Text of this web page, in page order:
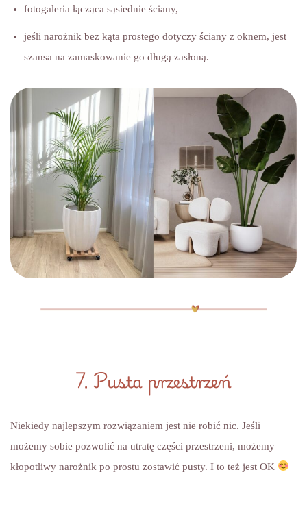
fotogaleria łącząca sąsiednie ściany,
jeśli narożnik bez kąta prostego dotyczy ściany z oknem, jest
szansa na zamaskowanie go długą zasłoną.
7. Pusta przestrzeń
Niekiedy najlepszym rozwiązaniem jest nie robić nic. Jeśli
możemy sobie pozwolić na utratę części przestrzeni, możemy
kłopotliwy narożnik po prostu zostawić pusty. I to też jest OK